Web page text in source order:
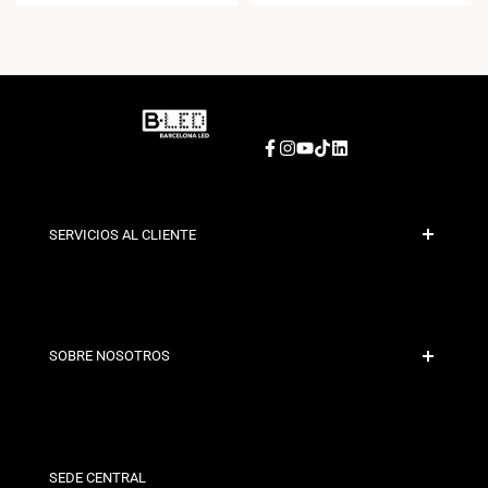
Facebook
Instagram
YouTube
TikTokLinkedIn
SERVICIOS AL CLIENTE
Contacto
SOBRE NOSOTROS
Nuestras Tiendas
SEDE CENTRAL